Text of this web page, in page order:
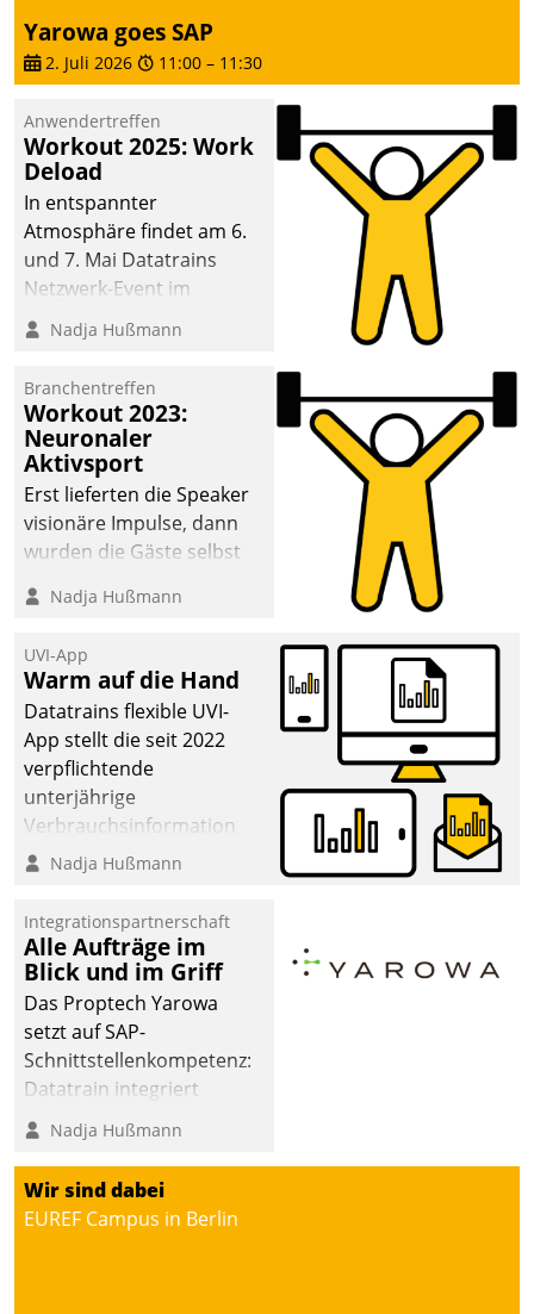
Yarowa goes SAP
2. Juli 2026 11:00 – 11:30
Anwendertreffen
Workout 2025: Work
Deload
In entspannter
Atmosphäre findet am 6.
und 7. Mai Datatrains
Netzwerk-Event im
Kunden- und Partnerkreis
statt. Zentrale Frage: Wie
Mammutprojekte
meistern und Workloads
wuppen – bei zunehmend
anspruchsvollen
Aufgaben und
abnehmendem
Nadja Hußmann
Branchentreffen
Workout 2023:
Neuronaler
Aktivsport
Erst lieferten die Speaker
visionäre Impulse, dann
wurden die Gäste selbst
methodisch
Quartier. Dazwischen
zeigte Datatrain, was es
Neues zu bieten hat.
Nadja Hußmann
UVI-App
Warm auf die Hand
Datatrains flexible UVI-
App stellt die seit 2022
verpflichtende
unterjährige
Verbrauchsinformation
schnell, zuverlässig und
Die monatlichen
Mitteilungen zum
Heizungs- und
Wasserverbrauch gehen
automatisiert, vollständig
und auf Wunsch über
mehrere zuvor
Kommunikationswege bei
den Empfängern ein.
Nadja Hußmann
Integrationspartnerschaft
Alle Aufträge im
Blick und im Griff
Das Proptech Yarowa
setzt auf SAP-
Schnittstellenkompetenz:
Datatrain integriert
Yarowas Portal zur
Vergabe und Verwaltung
von Aufträgen der
operativen
Instandhaltung in die
Nadja Hußmann
Wir sind dabei
EUREF Campus in Berlin